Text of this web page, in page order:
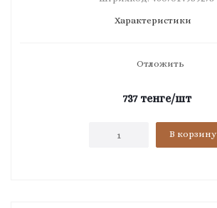
Характеристики
Отложить
737тенге/шт
В корзину